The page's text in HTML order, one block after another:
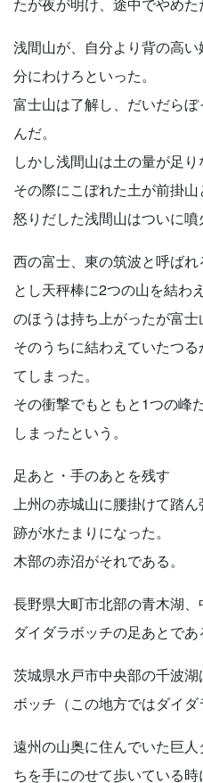
浅間山が、自分より背の高
分にわけろといった。
富士山は了解し、だいだら
んだ。
しかし浅間山は土の量が足り
その際にこぼれた土が前掛山
怒りだした浅間山はついに噴
西の富士、東の筑波と呼ば
とし天秤棒に2つの山を結わ
のほうは持ち上がったが富士
そのうちに結わえていたつ
てしまった。
その衝撃でもともと1つの峰
しまったという。
足あと・手のあとを残す
上州の赤城山に腰掛けて踏
跡が水たまりになった。
木部の赤沼がそれである。
長野県大町市北部の青木湖
ダイダラボッチの足あとであ
茨城県水戸市中央部の千波
ボッチ（この地方ではダイダ
遠州の山奥に住んでいた巨
ちを手にのせて歩いている